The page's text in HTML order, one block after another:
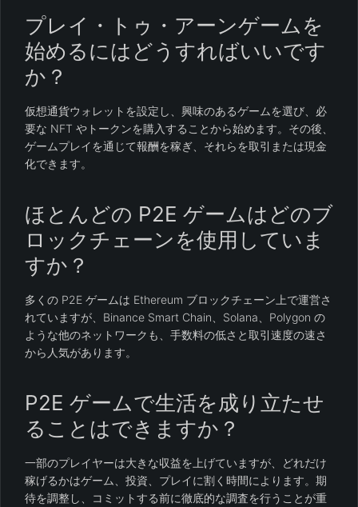
プレイ・トゥ・アーンゲームを
始めるにはどうすればいいです
か？
仮想通貨ウォレットを設定し、興味のあるゲームを選び、必
要な NFT やトークンを購入することから始めます。その後、
ゲームプレイを通じて報酬を稼ぎ、それらを取引または現金
化できます。
ほとんどの P2E ゲームはどのブ
ロックチェーンを使用していま
すか？
多くの P2E ゲームは Ethereum ブロックチェーン上で運営さ
れていますが、Binance Smart Chain、Solana、Polygon の
ような他のネットワークも、手数料の低さと取引速度の速さ
から人気があります。
P2E ゲームで生活を成り立たせ
ることはできますか？
一部のプレイヤーは大きな収益を上げていますが、どれだけ
稼げるかはゲーム、投資、プレイに割く時間によります。期
待を調整し、コミットする前に徹底的な調査を行うことが重